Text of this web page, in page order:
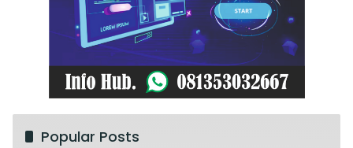
Popular Posts